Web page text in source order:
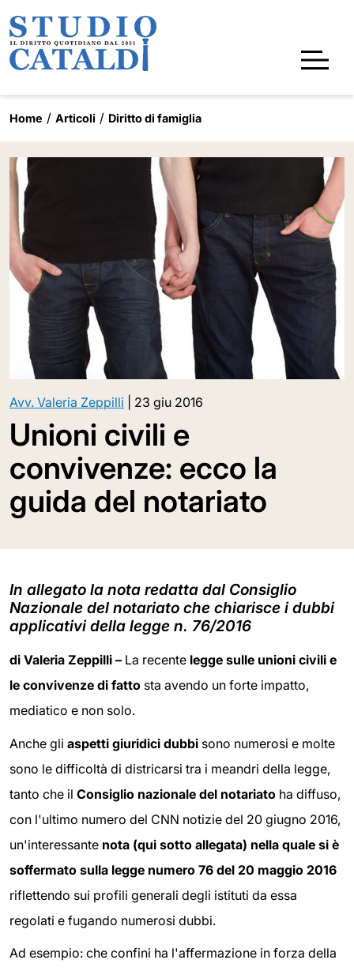
Home Articoli Diritto di famiglia
Avv. Valeria Zeppilli 23 giu 2016
Unioni civili e
convivenze: ecco la
guida del notariato
In allegato la nota redatta dal Consiglio
Nazionale del notariato che chiarisce i dubbi
applicativi della legge n. 76/2016
di Valeria Zeppilli – La recente legge sulle unioni civili e
le convivenze di fatto sta avendo un forte impatto,
mediatico e non solo.
Anche gli aspetti giuridici dubbi sono numerosi e molte
sono le difficoltà di districarsi tra i meandri della legge,
tanto che il Consiglio nazionale del notariato ha diffuso,
con l'ultimo numero del CNN notizie del 20 giugno 2016,
un'interessante nota (qui sotto allegata) nella quale si è
soffermato sulla legge numero 76 del 20 maggio 2016
riflettendo sui profili generali degli istituti da essa
regolati e fugando numerosi dubbi.
Ad esempio: che confini ha l'affermazione in forza della